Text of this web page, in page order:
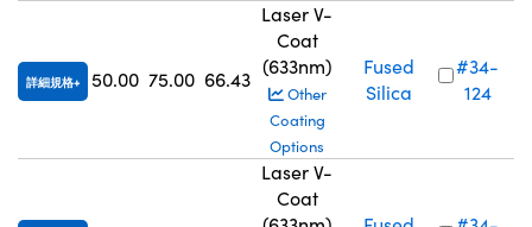
詳細規格 50.00 75.00 66.43
Laser V-
Coat
(633nm)
Other
Coating
Options
Fused
Silica
#34-
124
Laser V-
Coat